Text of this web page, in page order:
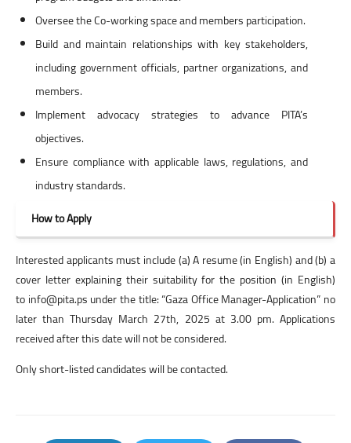
Oversee the Co-working space and members participation.
Build and maintain relationships with key stakeholders,
including government officials, partner organizations, and
members.
Implement advocacy strategies to advance PITA’s
objectives.
Ensure compliance with applicable laws, regulations, and
industry standards.
How to Apply
Interested applicants must include (a) A resume (in English) and (b) a
cover letter explaining their suitability for the position (in English)
to info@pita.ps under the title: “Gaza Office Manager-Application” no
later than Thursday March 27th, 2025 at 3.00 pm. Applications
received after this date will not be considered.
Only short-listed candidates will be contacted.